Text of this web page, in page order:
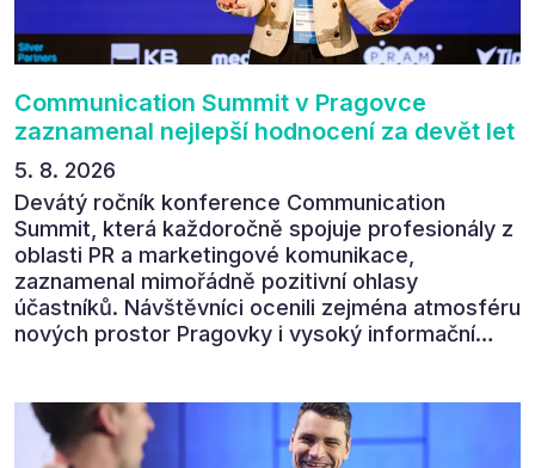
Communication Summit v Pragovce
zaznamenal nejlepší hodnocení za devět let
5. 8. 2026
Devátý ročník konference Communication
Summit, která každoročně spojuje profesionály z
oblasti PR a marketingové komunikace,
zaznamenal mimořádně pozitivní ohlasy
účastníků. Návštěvníci ocenili zejména atmosféru
nových prostor Pragovky i vysoký informační
zúčastnit i příštího ročníku. „Příjemná konference,
výborný program, hezké prostory, Daniel Stach